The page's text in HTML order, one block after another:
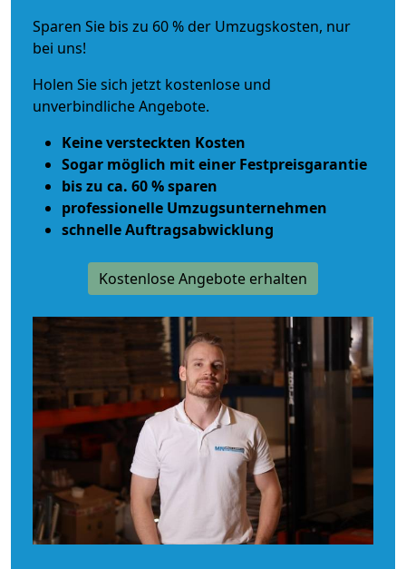
Sparen Sie bis zu 60 % der Umzugskosten, nur
bei uns!
Holen Sie sich jetzt kostenlose und
unverbindliche Angebote.
Keine versteckten Kosten
Sogar möglich mit einer Festpreisgarantie
bis zu ca. 60 % sparen
professionelle Umzugsunternehmen
schnelle Auftragsabwicklung
Kostenlose Angebote erhalten